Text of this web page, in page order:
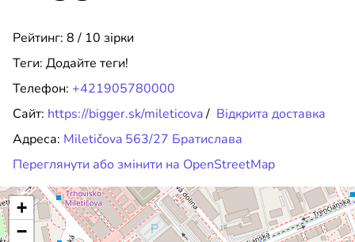
Рейтинг: 8 / 10 зірки
Теги: Додайте теги!
Телефон: +421905780000
Сайт: https://bigger.sk/mileticova/ Відкрита доставка
Адреса: Miletičova 563/27 Братислава
Переглянути або змінити на OpenStreetMap
+
−